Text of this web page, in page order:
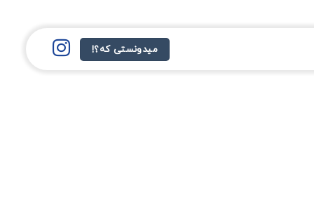
میدونستی که؟!